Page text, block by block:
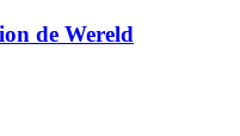
de Wereld